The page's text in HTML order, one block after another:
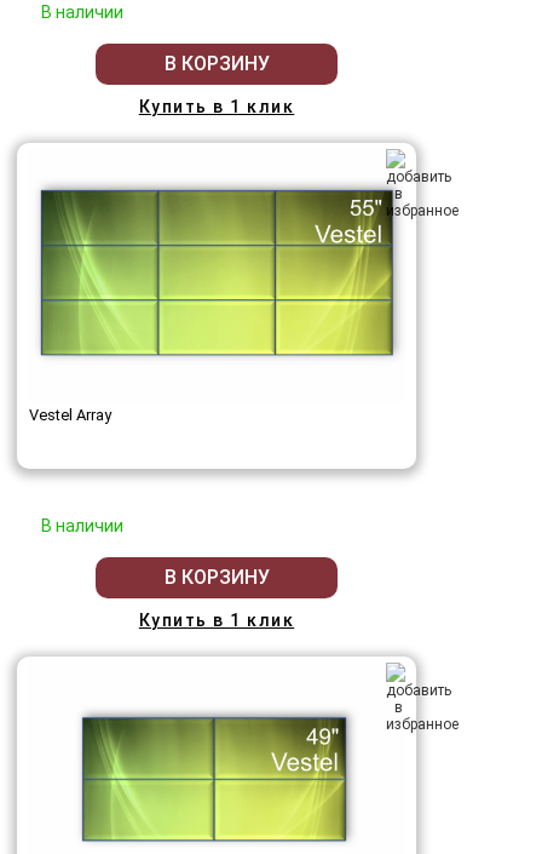
В наличии
В КОРЗИНУ
Купить в 1 клик
Vestel Array
В наличии
В КОРЗИНУ
Купить в 1 клик